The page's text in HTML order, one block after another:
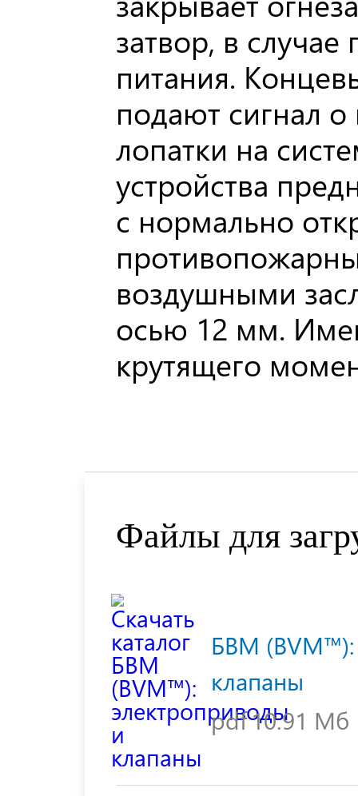
затвор, в
питания.
подают сигнал
лопатки на
устройства
с нормально
воздушными
осью 12 мм.
крутящего
Файлы для
БВМ
клапаны
pdf10.91 Мб